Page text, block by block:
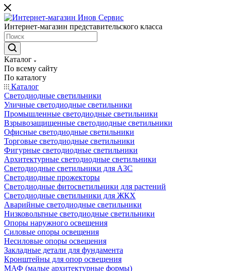
Интернет-магазин представительского класса
Каталог
По всему сайту
По каталогу
Каталог
Светодиодные светильники
Уличные светодиодные светильники
Промышленные светодиодные светильники
Взрывозащищенные светодиодные светильники
Офисные светодиодные светильники
Торговые светодиодные светильники
Фигурные светодиодные светильники
Архитектурные светодиодные светильники
Светодиодные светильники для АЗС
Светодиодные прожекторы
Светодиодные фитосветильники для растений
Светодиодные светильники для ЖКХ
Аварийные светодиодные светильники
Низковольтные светодиодные светильники
Опоры наружного освещения
Силовые опоры освещения
Несиловые опоры освещения
Закладные детали для фундамента
Кронштейны для опор освещения
МАФ (малые архитектурные формы)